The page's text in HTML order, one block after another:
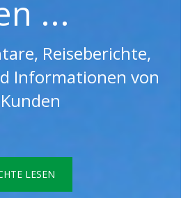
...
Reiseberichte,
Informationen von
LESEN